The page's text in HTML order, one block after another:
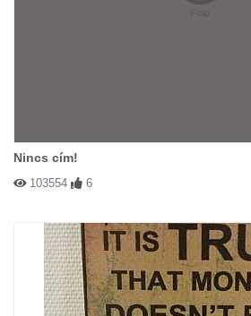
Nincs cím!
103554 6